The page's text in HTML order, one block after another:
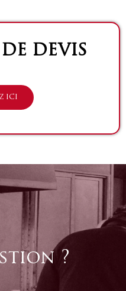
DEVIS
ICI
?